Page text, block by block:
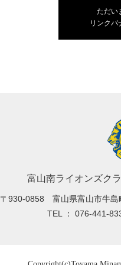
ただい
リンクバ
富山南ライオンズク
〒930-0858 富山県富山市牛島
TEL ： 076-441-